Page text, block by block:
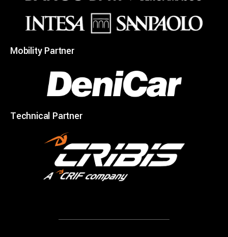
Mobility Partner
Technical Partner